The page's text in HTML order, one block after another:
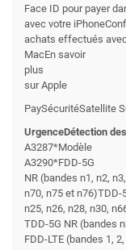
Face ID pour payer
avec votre
achats effectués
MacEn savoir
plus
sur Apple
PaySécuritéSatellite
UrgenceDétection
A3287*Modèle
A3290*FDD-5G
NR (bandes n1, n2,
n70, n75 et n76)TDD-
n25, n26, n28, n30,
TDD-5G NR (bandes
FDD-LTE (bandes 1,